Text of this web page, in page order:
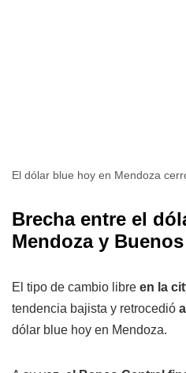
El dólar blue hoy en Mendoza
Brecha entre el
Mendoza y
El tipo de cambio libre en la
tendencia bajista y retrocedió
dólar blue hoy en Mendoza.